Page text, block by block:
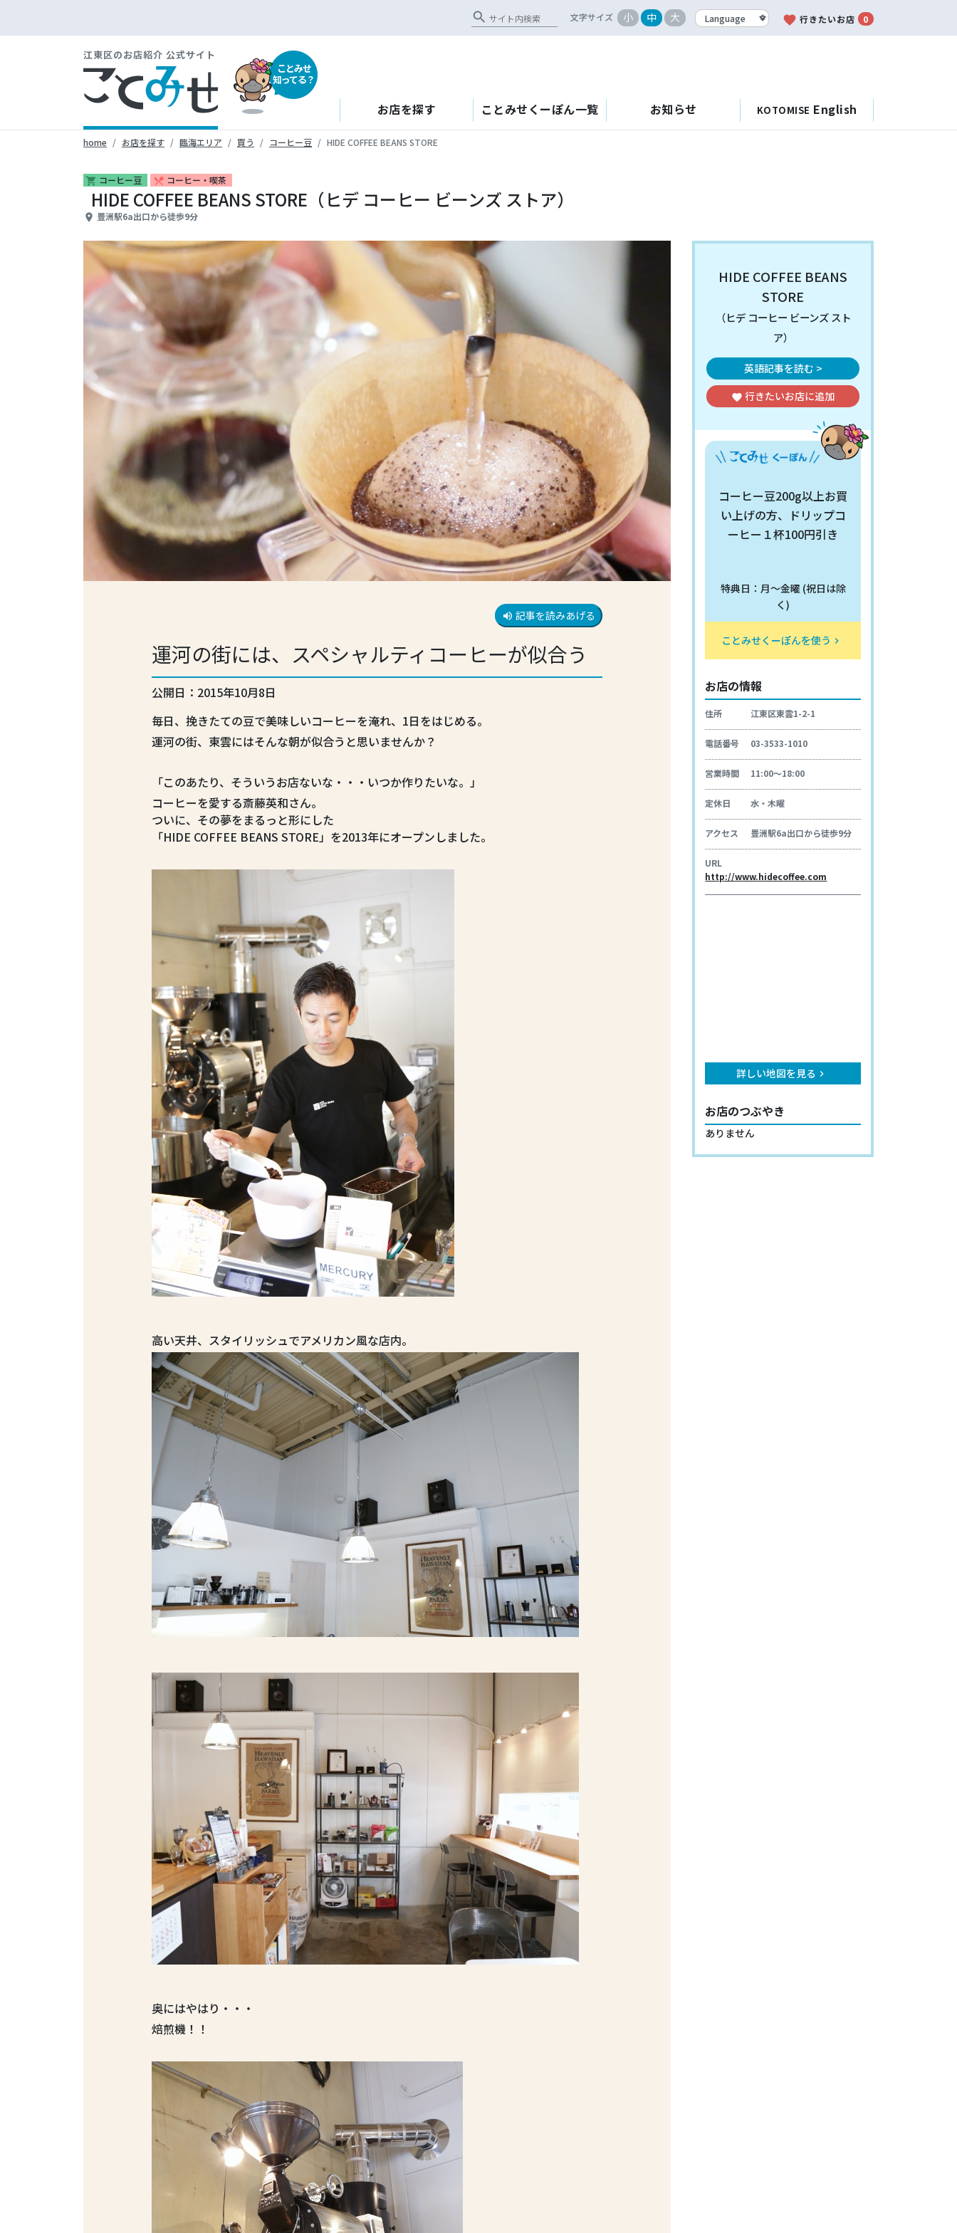
search 文字サイズ 小 中 大 favorite 行きたいお店 0
江東区のお店紹介 公式サイト
ことみせ
知ってる？
お店を探す ことみせくーぽん一覧 お知らせ KOTOMISE English
home お店を探す 臨海エリア 買う コーヒー豆 HIDE COFFEE BEANS STORE
shopping_cart コーヒー豆 restaurant_menu コーヒー・喫茶
HIDE COFFEE BEANS STORE（ヒデ コーヒー ビーンズ ストア）
place 豊洲駅6a出口から徒歩9分
volume_up 記事を読みあげる
運河の街には、スペシャルティコーヒーが似合う
公開日：2015年10月8日
毎日、挽きたての豆で美味しいコーヒーを淹れ、1日をはじめる。
運河の街、東雲にはそんな朝が似合うと思いませんか？
「このあたり、そういうお店ないな・・・いつか作りたいな。」
コーヒーを愛する斎藤英和さん。
ついに、その夢をまるっと形にした
「HIDE COFFEE BEANS STORE」を2013年にオープンしました。
高い天井、スタイリッシュでアメリカン風な店内。
奥にはやはり・・・
焙煎機！！
HIDE COFFEE BEANS
STORE
（ヒデ コーヒー ビーンズ スト
ア）
英語記事を読む >
favorite 行きたいお店に追加
コーヒー豆200g以上お買
い上げの方、ドリップコ
ーヒー１杯100円引き
特典日：月～金曜 (祝日は除
く)
ことみせくーぽんを使う keyboard_arrow_right
お店の情報
住所 江東区東雲1-2-1
電話番号 03-3533-1010
営業時間 11:00～18:00
定休日 水・木曜
アクセス 豊洲駅6a出口から徒歩9分
URL
http://www.hidecoffee.com
詳しい地図を見る keyboard_arrow_right
お店のつぶやき
ありません